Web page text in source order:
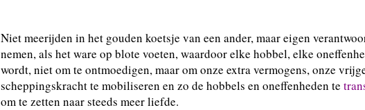
Niet meerijden in het gouden koetsje van een ander, maar eigen
nemen, als het ware op blote voeten, waardoor elke hobbel, elke
wordt, niet om te ontmoedigen, maar om onze extra vermogens, onze
scheppingskracht te mobiliseren en zo de hobbels en oneffenheden te
om te zetten naar steeds meer liefde.